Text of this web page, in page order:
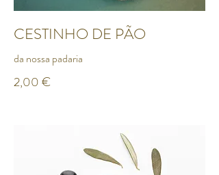
CESTINHO DE PÃO
da nossa padaria
2,00 €